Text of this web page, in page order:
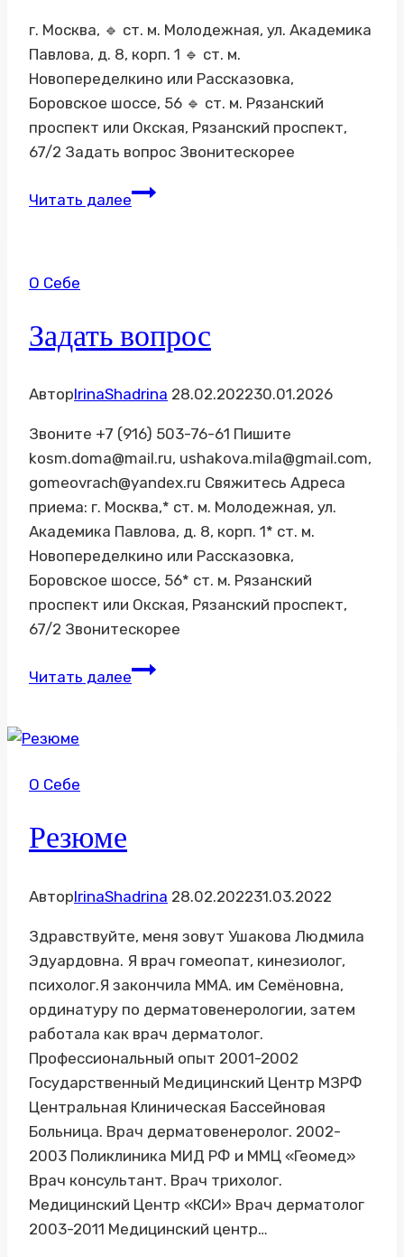
г. Москва, 🔹 ст. м. Молодежная, ул. Академика
Павлова, д. 8, корп. 1 🔹 ст. м.
Новопеределкино или Рассказовка,
Боровское шоссе, 56 🔹 ст. м. Рязанский
проспект или Окская, Рязанский проспект,
67/2 Задать вопрос Звонитескорее
Читать далееАдреса
О Себе
Задать вопрос
АвторIrinaShadrina 28.02.202230.01.2026
Звоните +7 (916) 503-76-61 Пишите
kosm.doma@mail.ru, ushakova.mila@gmail.com,
gomeovrach@yandex.ru Свяжитесь Адреса
приема: г. Москва,* ст. м. Молодежная, ул.
Академика Павлова, д. 8, корп. 1* ст. м.
Новопеределкино или Рассказовка,
Боровское шоссе, 56* ст. м. Рязанский
проспект или Окская, Рязанский проспект,
67/2 Звонитескорее
Читать далееЗадать
О Себе
Резюме
АвторIrinaShadrina 28.02.202231.03.2022
Здравствуйте, меня зовут Ушакова Людмила
Эдуардовна. Я врач гомеопат, кинезиолог,
психолог.Я закончила ММА. им Семёновна,
ординатуру по дерматовенерологии, затем
работала как врач дерматолог.
Профессиональный опыт 2001-2002
Государственный Медицинский Центр МЗРФ
Центральная Клиническая Бассейновая
Больница. Врач дерматовенеролог. 2002-
2003 Поликлиника МИД РФ и ММЦ «Геомед»
Врач консультант. Врач трихолог.
Медицинский Центр «КСИ» Врач дерматолог
2003-2011 Медицинский центр…